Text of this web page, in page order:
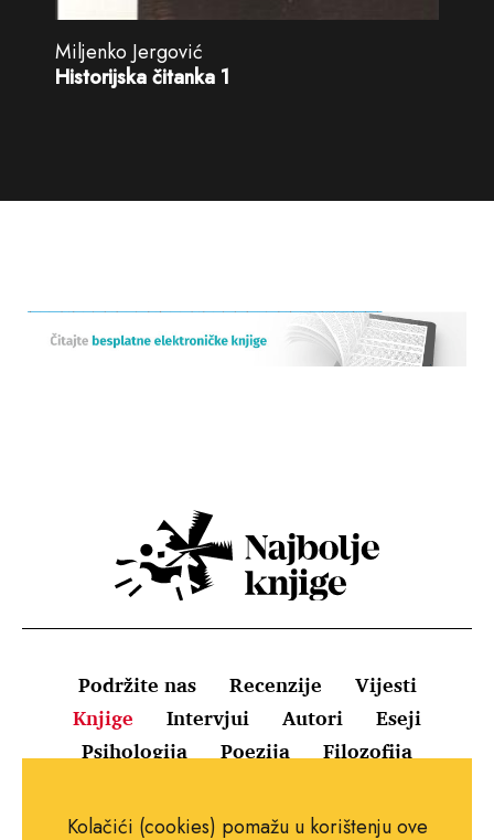
Miljenko Jergović
Historijska čitanka 1
Podržite nas Recenzije
Vijesti
Knjige
Intervjui Autori
Eseji
Psihologija
Poezija Filozofija
Uvjeti korištenja
Pravila o kolačićima
Kolačići (cookies) pomažu u korištenju ove